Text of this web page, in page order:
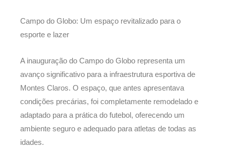
Campo do Globo: Um espaço revitalizado para o
esporte e lazer
A inauguração do Campo do Globo representa um
avanço significativo para a infraestrutura esportiva de
Montes Claros. O espaço, que antes apresentava
condições precárias, foi completamente remodelado e
adaptado para a prática do futebol, oferecendo um
ambiente seguro e adequado para atletas de todas as
idades.